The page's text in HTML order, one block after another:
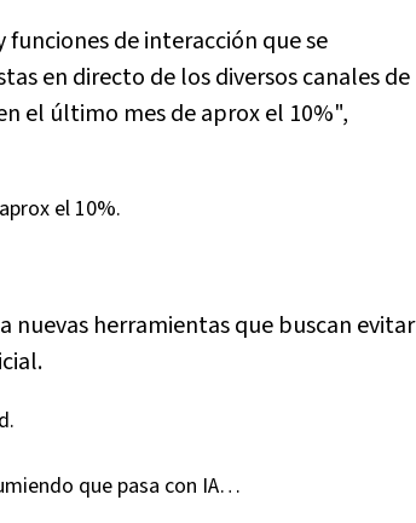
de interacción que se
en directo de los diversos canales de
el último mes de aprox el 10%",
el 10%.
nuevas herramientas que buscan evitar
que pasa con IA…